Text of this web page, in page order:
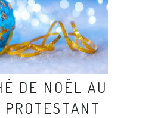
DE NOËL AU
PROTESTANT